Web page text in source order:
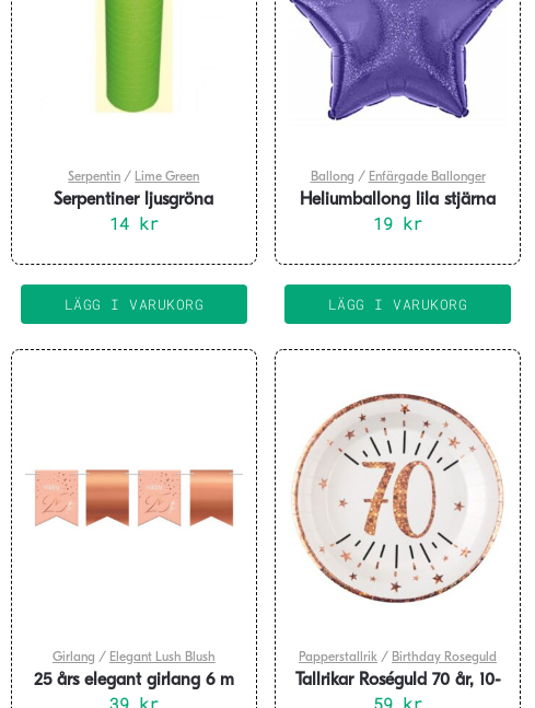
Serpentin / Lime Green
Serpentiner ljusgröna
14 kr
LÄGG I VARUKORG
Ballong / Enfärgade Ballonger
Heliumballong lila stjärna
prisma
19 kr
LÄGG I VARUKORG
Girlang / Elegant Lush Blush
25 års elegant girlang 6 m
39 kr
Papperstallrik / Birthday Roseguld
Tallrikar Roséguld 70 år, 10-
pack
59 kr